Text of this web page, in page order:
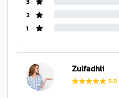
2
1
Zulfadhli
5.0